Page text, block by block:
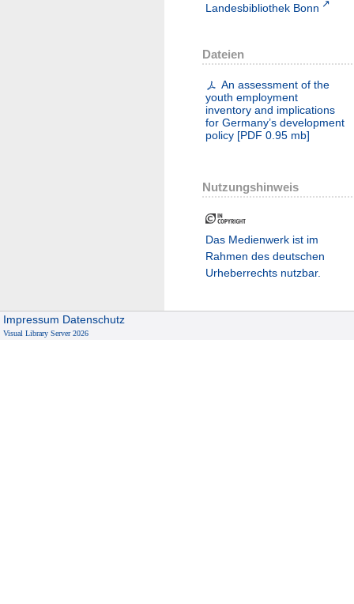
Landesbibliothek Bonn
Dateien
An assessment of the
youth employment
inventory and implications
for Germany’s development
policy [PDF 0.95 mb]
Nutzungshinweis
Das Medienwerk ist im
Rahmen des deutschen
Urheberrechts nutzbar.
Impressum Datenschutz
Visual Library Server 2026